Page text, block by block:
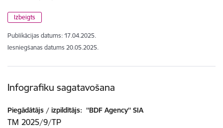
Izbeigts
Publikācijas datums: 17.04.2025.
Iesniegšanas datums 20.05.2025.
Infografiku sagatavošana
Piegādātājs / izpildītājs: ''BDF Agency'' SIA
TM 2025/9/TP